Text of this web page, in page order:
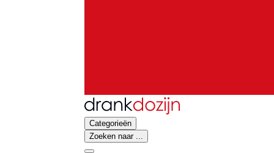
Categorieën
Zoeken naar ...